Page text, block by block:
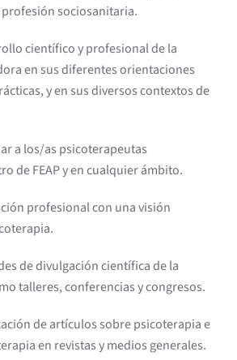
sociosanitaria.
científico y profesional de la
en sus diferentes orientaciones
y en sus diversos contextos de
a los/as psicoterapeutas
de FEAP y en cualquier ámbito.
profesional con una visión
de divulgación científica de la
talleres, conferencias y congresos.
de artículos sobre psicoterapia e
en revistas y medios generales.